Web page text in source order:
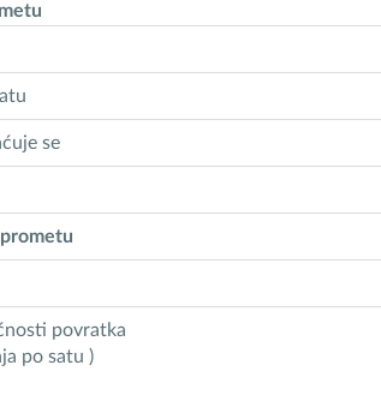
se
povratka
po satu )